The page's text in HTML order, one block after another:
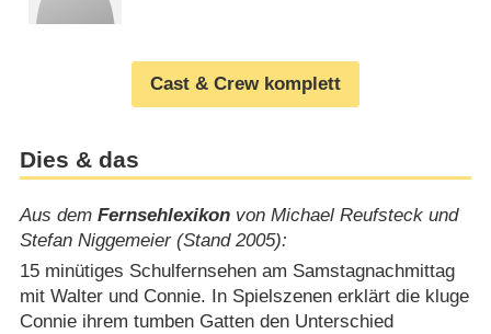
Cast & Crew komplett
Dies & das
Aus dem Fernsehlexikonvon Michael Reufsteck und
Stefan Niggemeier (Stand 2005):
15 minütiges Schulfernsehen am Samstagnachmittag
mit Walter und Connie. In Spielszenen erklärt die kluge
Connie ihrem tumben Gatten den Unterschied